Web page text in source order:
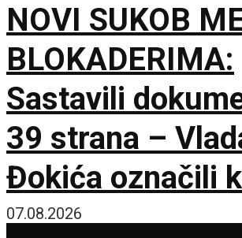
NOVI SUKOB
BLOKADERIMA:
Sastavili
39 strana –
Đokića označili
visokorizičnog
07.08.2026